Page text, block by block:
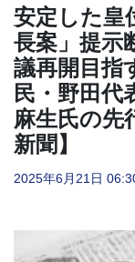
安定した皇
長案」提
議再開目指
民・野田
麻生氏の先
新聞】
2025年6月21日